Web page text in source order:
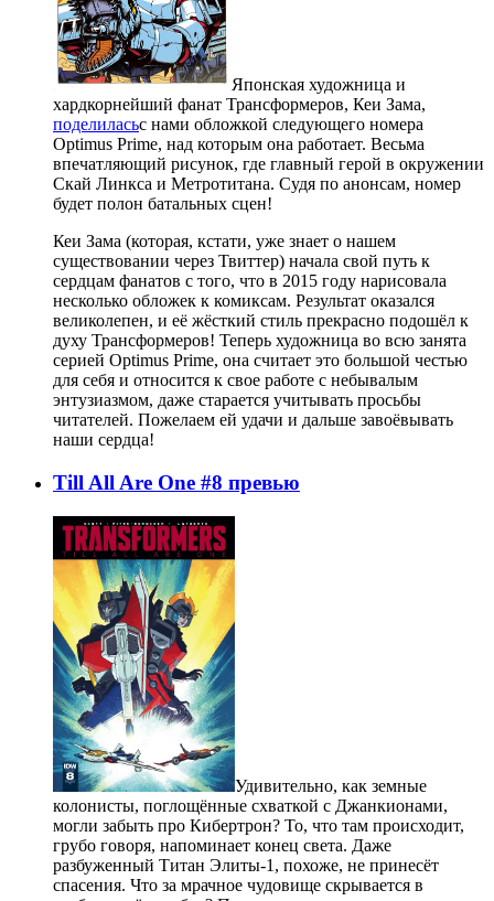
Японская художница и
хардкорнейший фанат Трансформеров, Кеи Зама,
поделиласьс нами обложкой следующего номера
Optimus Prime, над которым она работает. Весьма
впечатляющий рисунок, где главный герой в окружении
Скай Линкса и Метротитана. Судя по анонсам, номер
будет полон батальных сцен!
Кеи Зама (которая, кстати, уже знает о нашем
существовании через Твиттер) начала свой путь к
сердцам фанатов с того, что в 2015 году нарисовала
несколько обложек к комиксам. Результат оказался
великолепен, и её жёсткий стиль прекрасно подошёл к
духу Трансформеров! Теперь художница во всю занята
серией Optimus Prime, она считает это большой честью
для себя и относится к свое работе с небывалым
энтузиазмом, даже старается учитывать просьбы
читателей. Пожелаем ей удачи и дальше завоёвывать
наши сердца!
Till All Are One #8 превью
Удивительно, как земные
колонисты, поглощённые схваткой с Джанкионами,
могли забыть про Кибертрон? То, что там происходит,
грубо говоря, напоминает конец света. Даже
разбуженный Титан Элиты-1, похоже, не принесёт
спасения. Что за мрачное чудовище скрывается в